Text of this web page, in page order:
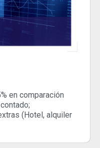
en comparación
(Hotel, alquiler